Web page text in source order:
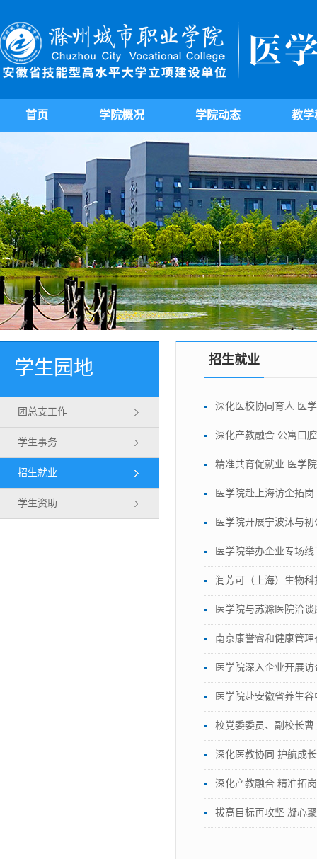
首页 学院概况 学院动态 教学
学生园地
团总支工作
学生事务
招生就业
学生资助
招生就业
深化医校协同育人 医
深化产教融合 公寓口
精准共育促就业 医学
医学院赴上海访企拓
医学院开展宁波沐与
医学院举办企业专场
润芳可（上海）生物
医学院与苏滁医院洽
南京康誉睿和健康管
医学院深入企业开展访
医学院赴安徽省养生
校党委委员、副校长
深化医教协同 护航成
深化产教融合 精准拓
拔高目标再攻坚 凝心